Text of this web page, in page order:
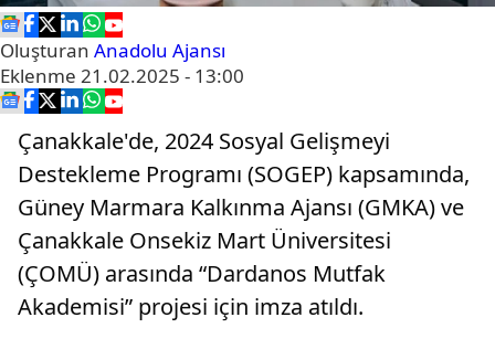
Oluşturan Anadolu Ajansı
Eklenme 21.02.2025 - 13:00
Çanakkale'de, 2024 Sosyal Gelişmeyi
Destekleme Programı (SOGEP) kapsamında,
Güney Marmara Kalkınma Ajansı (GMKA) ve
Çanakkale Onsekiz Mart Üniversitesi
(ÇOMÜ) arasında “Dardanos Mutfak
Akademisi” projesi için imza atıldı.